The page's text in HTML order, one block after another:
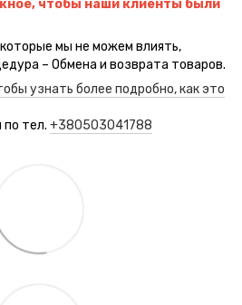
чтобы наши клиенты были
мы не можем влиять,
– Обмена и возврата товаров.
узнать более подробно, как это
тел. +380503041788